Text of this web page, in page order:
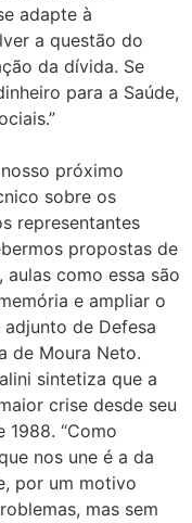
adapte à
a questão do
da dívida. Se
para a Saúde,
próximo
sobre os
representantes
propostas de
aulas como essa são
e ampliar o
de Defesa
de Moura Neto.
sintetiza que a
crise desde seu
“Como
nos une é a da
por um motivo
mas sem